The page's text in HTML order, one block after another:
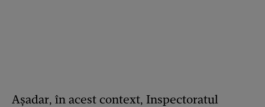
Așadar, în acest context, Inspectoratul